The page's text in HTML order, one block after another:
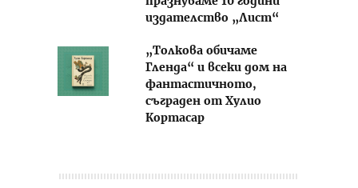
издателство „Лист“
„Толкова обичаме
Гленда“ и всеки дом на
фантастичното,
съграден от Хулио
Кортасар